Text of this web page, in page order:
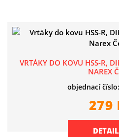
VRTÁKY DO KOVU HSS-R,
NAREX
objednací
279
DETAIL